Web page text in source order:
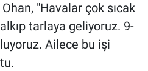
"Havalar çok sıcak
tarlaya geliyoruz. 9-
Ailece bu işi